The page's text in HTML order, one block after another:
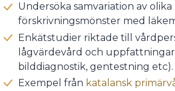
Undersöka samvariation av
förskrivningsmönster med
Enkätstudier riktade till
lågvärdevård och
bilddiagnostik, gentestning etc).
Exempel från katalansk